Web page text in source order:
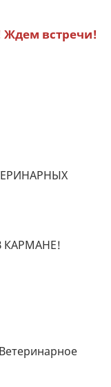
Ждем встречи!
КАРМАНЕ!